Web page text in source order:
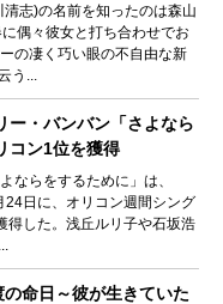
志)の名前を知ったのは森山
偶々彼女と打ち合わせでお
の凄く巧い眼の不自由な新
う...
ー・バンバン「さよなら
コン1位を獲得
ならをするために」は、
日に、オリコン週間シング
得した。浅丘ルリ子や石坂浩
命日～彼が生きていた